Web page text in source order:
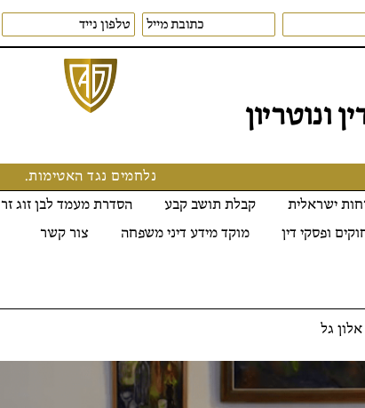
ונוטריון
נלחמים נגד האטימות.
ישראלית קבלת תושב קבע הסדרת מעמד לבן זוג זר
ופסקי דין מוקד מידע דיני משפחה צור קשר
גל